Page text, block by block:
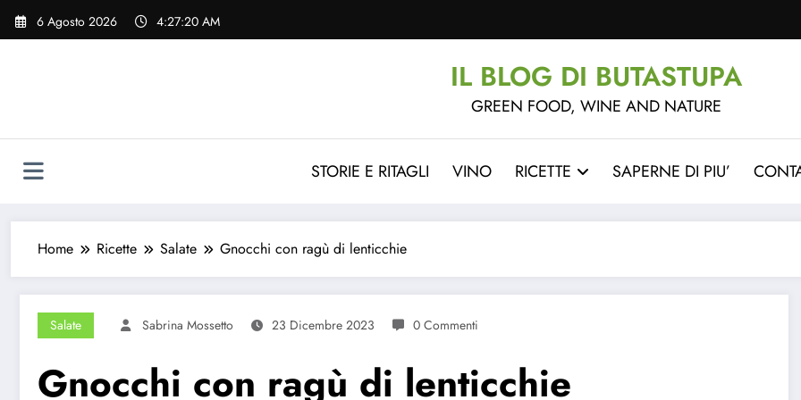
Vai
6 Agosto 2026 4:27:22 AM
IL BLOG DI BUTASTUPA
GREEN FOOD, WINE AND NATURE
STORIE E RITAGLI VINO RICETTE SAPERNE DI PIU’
Home Ricette Salate Gnocchi con ragù di lenticchie
Salate Sabrina Mossetto 23 Dicembre 2023 0 Commenti
Gnocchi con ragù di lenticchie